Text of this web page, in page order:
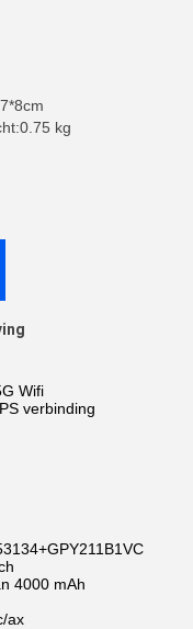
kg
Wifi
verbinding
4000 mAh
ax